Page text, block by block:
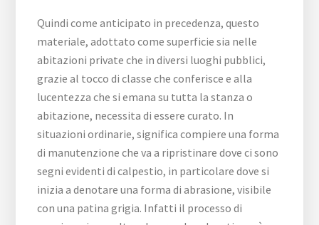
Quindi come anticipato in precedenza, questo
materiale, adottato come superficie sia nelle
abitazioni private che in diversi luoghi pubblici,
grazie al tocco di classe che conferisce e alla
lucentezza che si emana su tutta la stanza o
abitazione, necessita di essere curato. In
situazioni ordinarie, significa compiere una forma
di manutenzione che va a ripristinare dove ci sono
segni evidenti di calpestio, in particolare dove si
inizia a denotare una forma di abrasione, visibile
con una patina grigia. Infatti il processo di